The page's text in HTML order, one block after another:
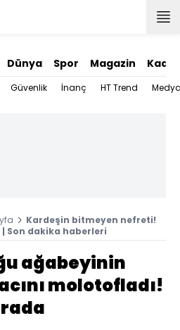
Dünya Spor Magazin Kadın
Güvenlik İnanç HT Trend
Kardeşin bitmeyen nefreti!
Son dakika haberleri
ağabeyinin
molotofladı!